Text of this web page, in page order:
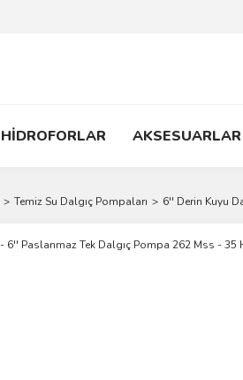
HİDROFORLAR AKSESUARLAR
Temiz Su Dalgıç Pompaları 6'' Derin Kuyu